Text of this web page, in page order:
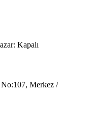
Kapalı
Merkez /